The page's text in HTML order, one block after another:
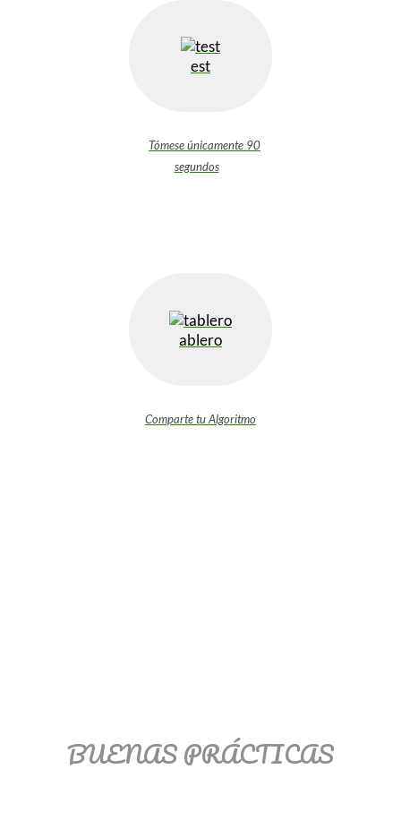
est
Tómese únicamente 90
segundos
ablero
Comparte tu Algoritmo
BUENAS PRÁCTICAS